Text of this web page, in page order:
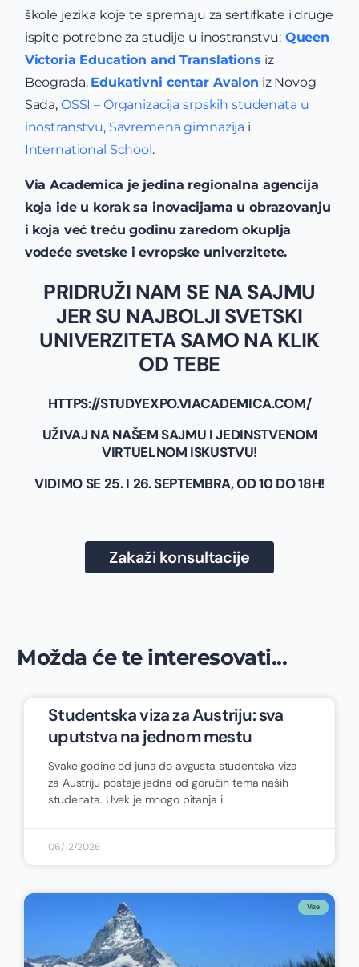
škole jezika koje te spremaju za sertifkate i druge
ispite potrebne za studije u inostranstvu:Queen
Victoria Education and Translations iz
Beograda, Edukativni centar Avalon iz Novog
Sada, OSSI – Organizacija srpskih studenata u
inostranstvu, Savremena gimnazija i
International School .
Via Academica je jedina regionalna agencija
koja ide u korak sa inovacijama u obrazovanju
i koja već treću godinu zaredom okuplja
vodeće svetske i evropske univerzitete.
PRIDRUŽI NAM SE NA SAJMU
JER SU NAJBOLJI SVETSKI
UNIVERZITETA SAMO NA KLIK
OD TEBE
HTTPS://STUDYEXPO.VIACADEMICA.COM/
UŽIVAJ NA NAŠEM SAJMU I JEDINSTVENOM
VIRTUELNOM ISKUSTVU!
VIDIMO SE 25. I 26. SEPTEMBRA, OD 10 DO 18H!
Zakaži konsultacije
Možda će te interesovati...
Studentska viza za Austriju: sva
uputstva na jednom mestu
Svake godine od juna do avgusta studentska viza
za Austriju postaje jedna od gorućih tema naših
studenata. Uvek je mnogo pitanja i
06/12/2026
Vize